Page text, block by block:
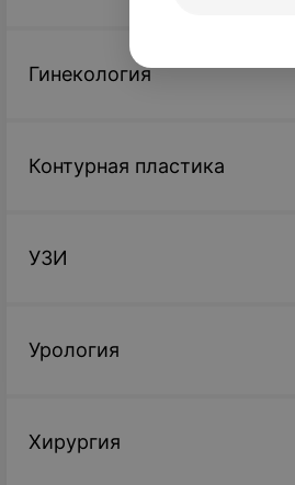
Гинекология
Контурная пластика
УЗИ
Урология
Хирургия